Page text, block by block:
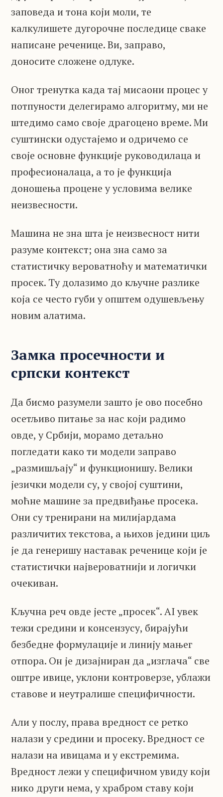
заповеда и тона који моли, те
калкулишете дугорочне последице сваке
написане реченице. Ви, заправо,
доносите сложене одлуке.
Оног тренутка када тај мисаони процес у
потпуности делегирамо алгоритму, ми не
штедимо само своје драгоцено време. Ми
суштински одустајемо и одричемо се
своје основне функције руководилаца и
професионалаца, а то је функција
доношења процене у условима велике
неизвесности.
Машина не зна шта је неизвесност нити
разуме контекст; она зна само за
статистичку вероватноћу и математички
просек. Ту долазимо до кључне разлике
која се често губи у општем одушевљењу
новим алатима.
Замка просечности и
српски контекст
Да бисмо разумели зашто је ово посебно
осетљиво питање за нас који радимо
овде, у Србији, морамо детаљно
погледати како ти модели заправо
„размишљају“ и функционишу. Велики
језички модели су, у својој суштини,
моћне машине за предвиђање просека.
Они су тренирани на милијардама
различитих текстова, а њихов једини циљ
је да генеришу наставак реченице који је
статистички највероватнији и логички
очекиван.
Кључна реч овде јесте „просек“. AI увек
тежи средини и консензусу, бирајући
безбедне формулације и линију мањег
отпора. Он је дизајниран да „изглача“ све
оштре ивице, уклони контроверзе, ублажи
ставове и неутралише специфичности.
Али у послу, права вредност се ретко
налази у средини и просеку. Вредност се
налази на ивицама и у екстремима.
Вредност лежи у специфичном увиду који
нико други нема, у храбром ставу који